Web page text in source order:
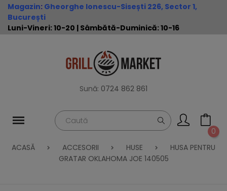
Magazin: Gheorghe Ionescu-Sisești 226, Sector 1,
București
Luni-Vineri: 10-20 | Sâmbătă-Duminică: 10-16
Sună: 0724 862 861
0
ACASĂ
ACCESORII HUSE
HUSA PENTRU
GRATAR OKLAHOMA JOE 140505